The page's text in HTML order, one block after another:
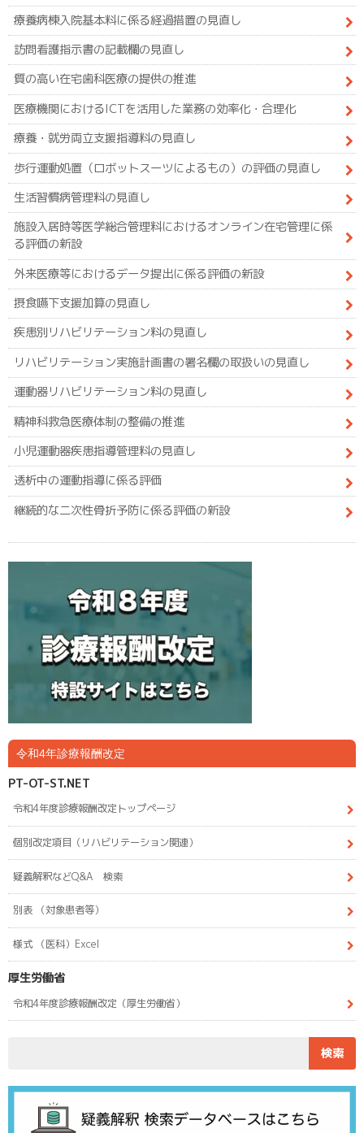
療養病棟入院基本料に係る経過措置の見直し
訪問看護指示書の記載欄の見直し
質の高い在宅歯科医療の提供の推進
医療機関におけるICTを活用した業務の効率化・合理化
療養・就労両立支援指導料の見直し
歩行運動処置（ロボットスーツによるもの）の評価の見直し
生活習慣病管理料の見直し
施設入居時等医学総合管理料におけるオンライン在宅管理に係
る評価の新設
外来医療等におけるデータ提出に係る評価の新設
摂食嚥下支援加算の見直し
疾患別リハビリテーション料の見直し
リハビリテーション実施計画書の署名欄の取扱いの見直し
運動器リハビリテーション料の見直し
精神科救急医療体制の整備の推進
小児運動器疾患指導管理料の見直し
透析中の運動指導に係る評価
継続的な二次性骨折予防に係る評価の新設
令和4年診療報酬改定
PT-OT-ST.NET
令和4年度診療報酬改定トップページ
個別改定項目（リハビリテーション関連）
疑義解釈などQ&A 検索
別表 （対象患者等）
様式 （医科）Excel
厚生労働省
令和4年度診療報酬改定（厚生労働省）